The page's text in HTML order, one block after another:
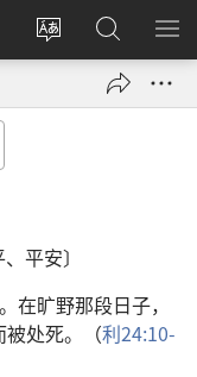
更
登
录
（打
搜
索
JW.ORG
显
平安〕
在旷野那段日子，
处死。（利24:10-